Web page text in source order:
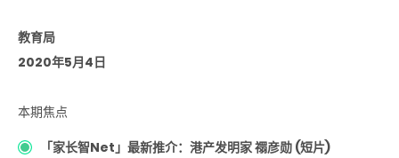
教育局
2020年5月4日
本期焦点
「家长智Net」最新推介：港产发明家 禤彦勋 (短片)